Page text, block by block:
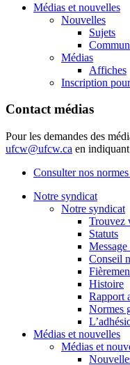
Médias et nouvelles
Nouvelles
Sujets
Médias
Affiches
Inscription
Contact médias
Pour les demandes des
ufcw@ufcw.ca en
Consulter nos
Notre syndicat
Notre syndicat
Trouvez
Statuts
Conseil
Histoire
Rapport
Normes
Médias et nouvelles
Médias et